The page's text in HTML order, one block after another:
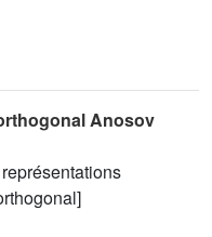
Anosov